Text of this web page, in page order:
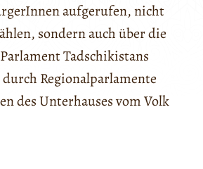
aufgerufen, nicht
sondern auch über die
Tadschikistans
Regionalparlamente
des Unterhauses vom Volk